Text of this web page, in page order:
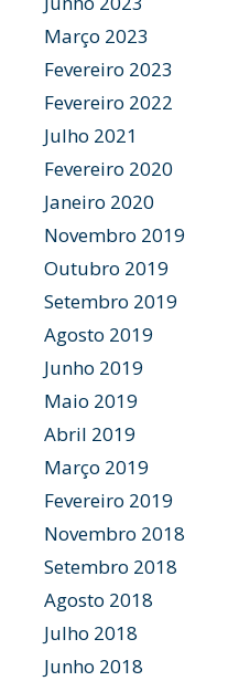
Março 2023
Fevereiro 2023
Fevereiro 2022
Julho 2021
Fevereiro 2020
Janeiro 2020
Novembro 2019
Outubro 2019
Setembro 2019
Agosto 2019
Junho 2019
Maio 2019
Abril 2019
Março 2019
Fevereiro 2019
Novembro 2018
Setembro 2018
Agosto 2018
Julho 2018
Junho 2018